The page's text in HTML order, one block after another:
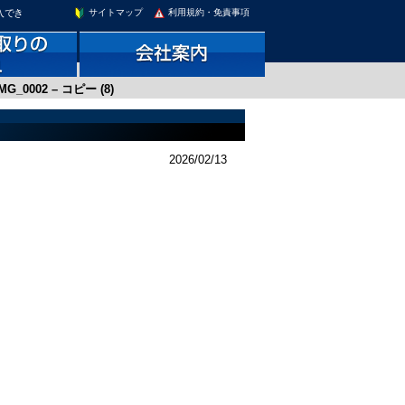
でき
利用規約・免責事項
サイトマップ
IMG_0002 – コピー (8)
2026/02/13